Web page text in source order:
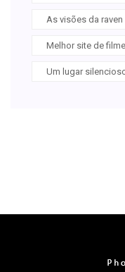
As visões da
Melhor site de
Um lugar